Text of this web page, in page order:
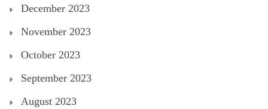
December 2023
November 2023
October 2023
September 2023
August 2023